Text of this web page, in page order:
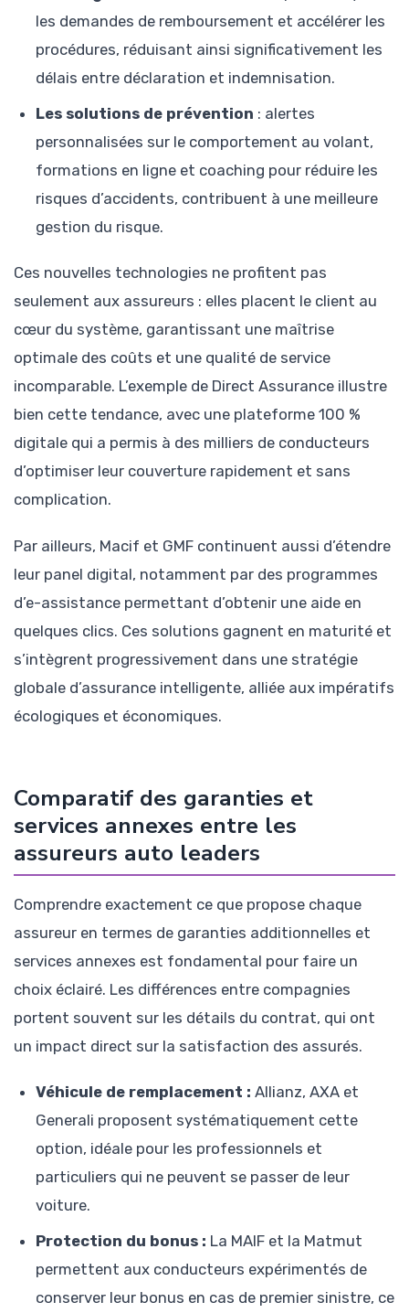
les demandes de remboursement et accélérer les
procédures, réduisant ainsi significativement les
délais entre déclaration et indemnisation.
Les solutions de prévention : alertes
personnalisées sur le comportement au volant,
formations en ligne et coaching pour réduire les
risques d’accidents, contribuent à une meilleure
gestion du risque.
Ces nouvelles technologies ne profitent pas
seulement aux assureurs : elles placent le client au
cœur du système, garantissant une maîtrise
optimale des coûts et une qualité de service
incomparable. L’exemple de Direct Assurance illustre
bien cette tendance, avec une plateforme 100 %
digitale qui a permis à des milliers de conducteurs
d’optimiser leur couverture rapidement et sans
complication.
Par ailleurs, Macif et GMF continuent aussi d’étendre
leur panel digital, notamment par des programmes
d’e-assistance permettant d’obtenir une aide en
quelques clics. Ces solutions gagnent en maturité et
s’intègrent progressivement dans une stratégie
globale d’assurance intelligente, alliée aux impératifs
écologiques et économiques.
Comparatif des garanties et
services annexes entre les
assureurs auto leaders
Comprendre exactement ce que propose chaque
assureur en termes de garanties additionnelles et
services annexes est fondamental pour faire un
choix éclairé. Les différences entre compagnies
portent souvent sur les détails du contrat, qui ont
un impact direct sur la satisfaction des assurés.
Véhicule de remplacement : Allianz, AXA et
Generali proposent systématiquement cette
option, idéale pour les professionnels et
particuliers qui ne peuvent se passer de leur
voiture.
Protection du bonus : La MAIF et la Matmut
permettent aux conducteurs expérimentés de
conserver leur bonus en cas de premier sinistre, ce